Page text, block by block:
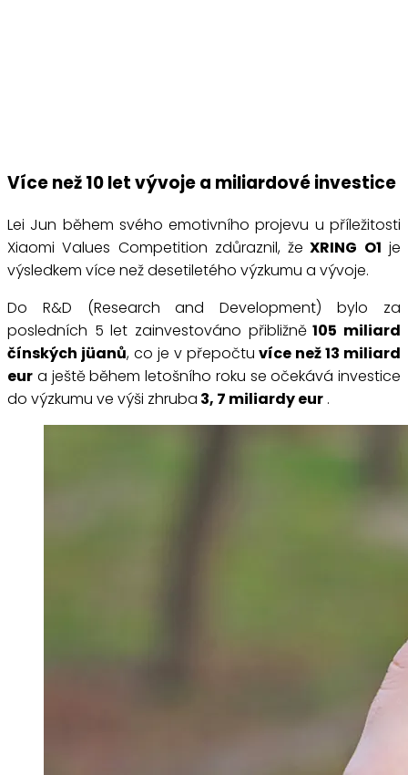
Více než 10 let vývoje a miliardové investice
Lei Jun během svého emotivního projevu u příležitosti
Xiaomi Values Competition zdůraznil, že XRING O1 je
výsledkem více než desetiletého výzkumu a vývoje.
Do R&D (Research and Development) bylo za
posledních 5 let zainvestováno přibližně105 miliard
čínských jüanů, co je v přepočtu více než 13 miliard
eur a ještě během letošního roku se očekává investice
do výzkumu ve výši zhruba 3, 7 miliardy eur .